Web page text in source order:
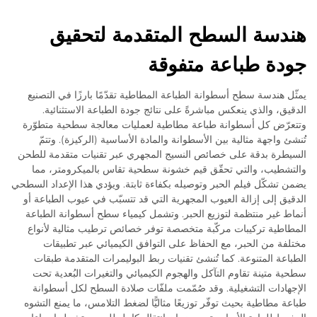
هندسة السطح المتقدمة لتحقيق
جودة طباعة متفوقة
يمثّل هندسة سطح أسطوانة الطباعة المطاطية تقدّمًا بارزًا في التصنيع
الدقيق، والذي ينعكس مباشرةً على نتائج جودة الطباعة الاستثنائية.
وتتعرّض كل أسطوانة طباعة مطاطية لعمليات معالجة سطحية متطوّرة
تُنشئ واجهة مثالية بين الأسطوانة والمادة الأساسية (الركيزة). وتتمّ
السيطرة بدقة على خصائص النسيج المجهري عبر تقنيات متقدمة للطحن
والتشطيب، والتي تحقّق قيم خشونة سطحية تقاس بالميكرومتر، مما
يضمن تشكّل فيلم الحبر وتوصيله بكفاءة ثابتة. ويؤدي هذا الإعداد السطحي
الدقيق إلى إزالة العيوب المجهرية التي قد تتسبّب في عيوب الطباعة أو
أنماط غير منتظمة لتوزيع الحبر. وتشمل كيمياء سطح أسطوانة الطباعة
المطاطية تركيبات مركّبة متخصصة توفر خصائص ترطيب مثالية لأنواع
مختلفة من الحبر، مع الحفاظ على التوافق الكيميائي عبر تطبيقات
الطباعة المتنوعة. كما تُنشئ تقنيات ربط البوليمرات المتقدمة طبقات
سطحية متينة تقاوم التآكل والهجوم الكيميائي والتغيرات البُعدية تحت
الإجهادات التشغيلية. وقد صُمّمت ملفّات صلادة السطح لكل أسطوانة
طباعة مطاطية بحيث توفّر توزيعًا مثاليًّا لضغط التلامس، ما يمنع التشوه